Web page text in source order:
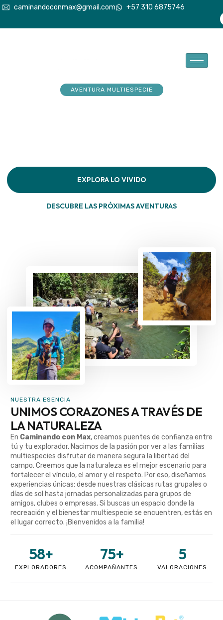
caminandoconmax@gmail.com +57 310 6875746
AVENTURA MULTIESPECIE
EXPLORA LO VIVIDO
DESCUBRE LAS PRÓXIMAS AVENTURAS
NUESTRA ESENCIA
UNIMOS CORAZONES A TRAVÉS DE
LA NATURALEZA
En Caminando con Max, creamos puentes de confianza entre
tú y tu explorador. Nacimos de la pasión por ver a las familias
multiespecies disfrutar de manera segura la libertad del
campo. Creemos que la naturaleza es el mejor escenario para
fortalecer el vínculo, el amor y el respeto. Por eso, diseñamos
experiencias únicas: desde nuestras clásicas rutas grupales o
días de sol hasta jornadas personalizadas para grupos de
amigos, clubes o empresas. Si buscas un espacio donde la
recreación y el bienestar multiespecie se encuentren, estás en
el lugar correcto. ¡Bienvenidos a la familia!
EXPLORADORES
58+
ACOMPAÑANTES
75+
VALORACIONES
5